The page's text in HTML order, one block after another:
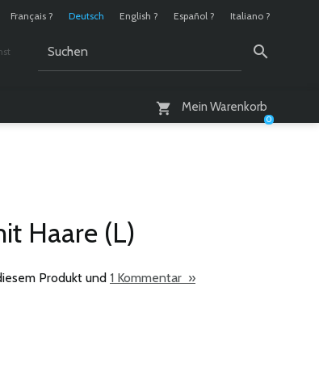
Français ? Deutsch English ? Español ? Italiano ?
Mein Warenkorb
0
Haare (L)
Produkt und 1 Kommentar »